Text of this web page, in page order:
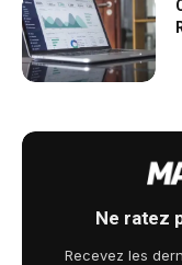
Ne ratez
Recevez les